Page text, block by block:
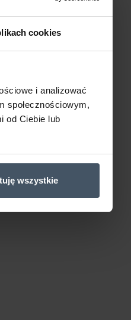
cookies
i analizować
społecznościowym,
od Ciebie lub
wszystkie